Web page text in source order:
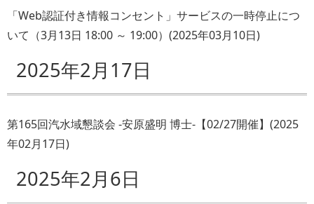
「Web認証付き情報コンセント」サービスの一時停止につ
いて（3月13日 18:00 ～ 19:00） (2025年03月10日)
2025年2月17日
第165回汽水域懇談会 -安原盛明 博士-【02/27開催】 (2025
年02月17日)
2025年2月6日